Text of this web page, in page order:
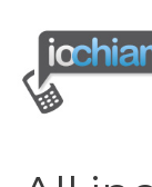
contenuto